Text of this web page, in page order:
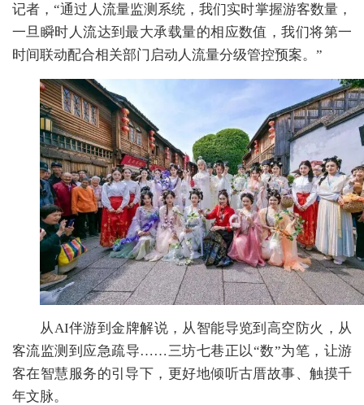
记者，“通过人流量监测系统，我们实时掌握游客数量，
一旦瞬时人流达到最大承载量的相应数值，我们将第一
时间联动配合相关部门启动人流量分级管控预案。”
从AI伴游到金牌解说，从智能导览到高空防火，从
客流监测到应急疏导……三坊七巷正以“数”为笔，让游
客在智慧服务的引导下，更好地倾听古厝故事、触摸千
年文脉。